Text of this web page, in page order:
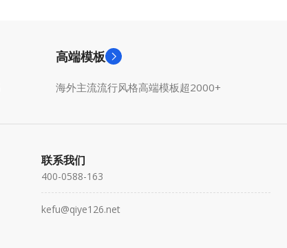
高端模板
海外主流流行风格高端模板超2000+
联系我们
400-0588-163
kefu@qiye126.net